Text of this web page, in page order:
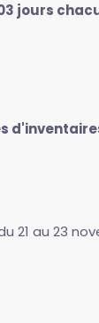
jours
21 au 23